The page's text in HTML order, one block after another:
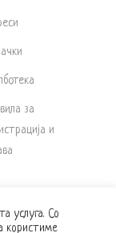
за
и
услуга. Со
користиме